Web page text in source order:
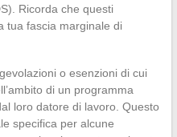
Ricorda che questi
tua fascia marginale di
o esenzioni di cui
di un programma
loro datore di lavoro. Questo
specifica per alcune